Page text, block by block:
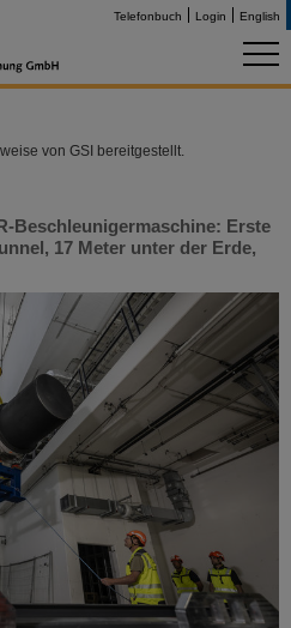
Telefonbuch Login English
von GSI bereitgestellt.
Beschleunigermaschine: Erste
17 Meter unter der Erde,